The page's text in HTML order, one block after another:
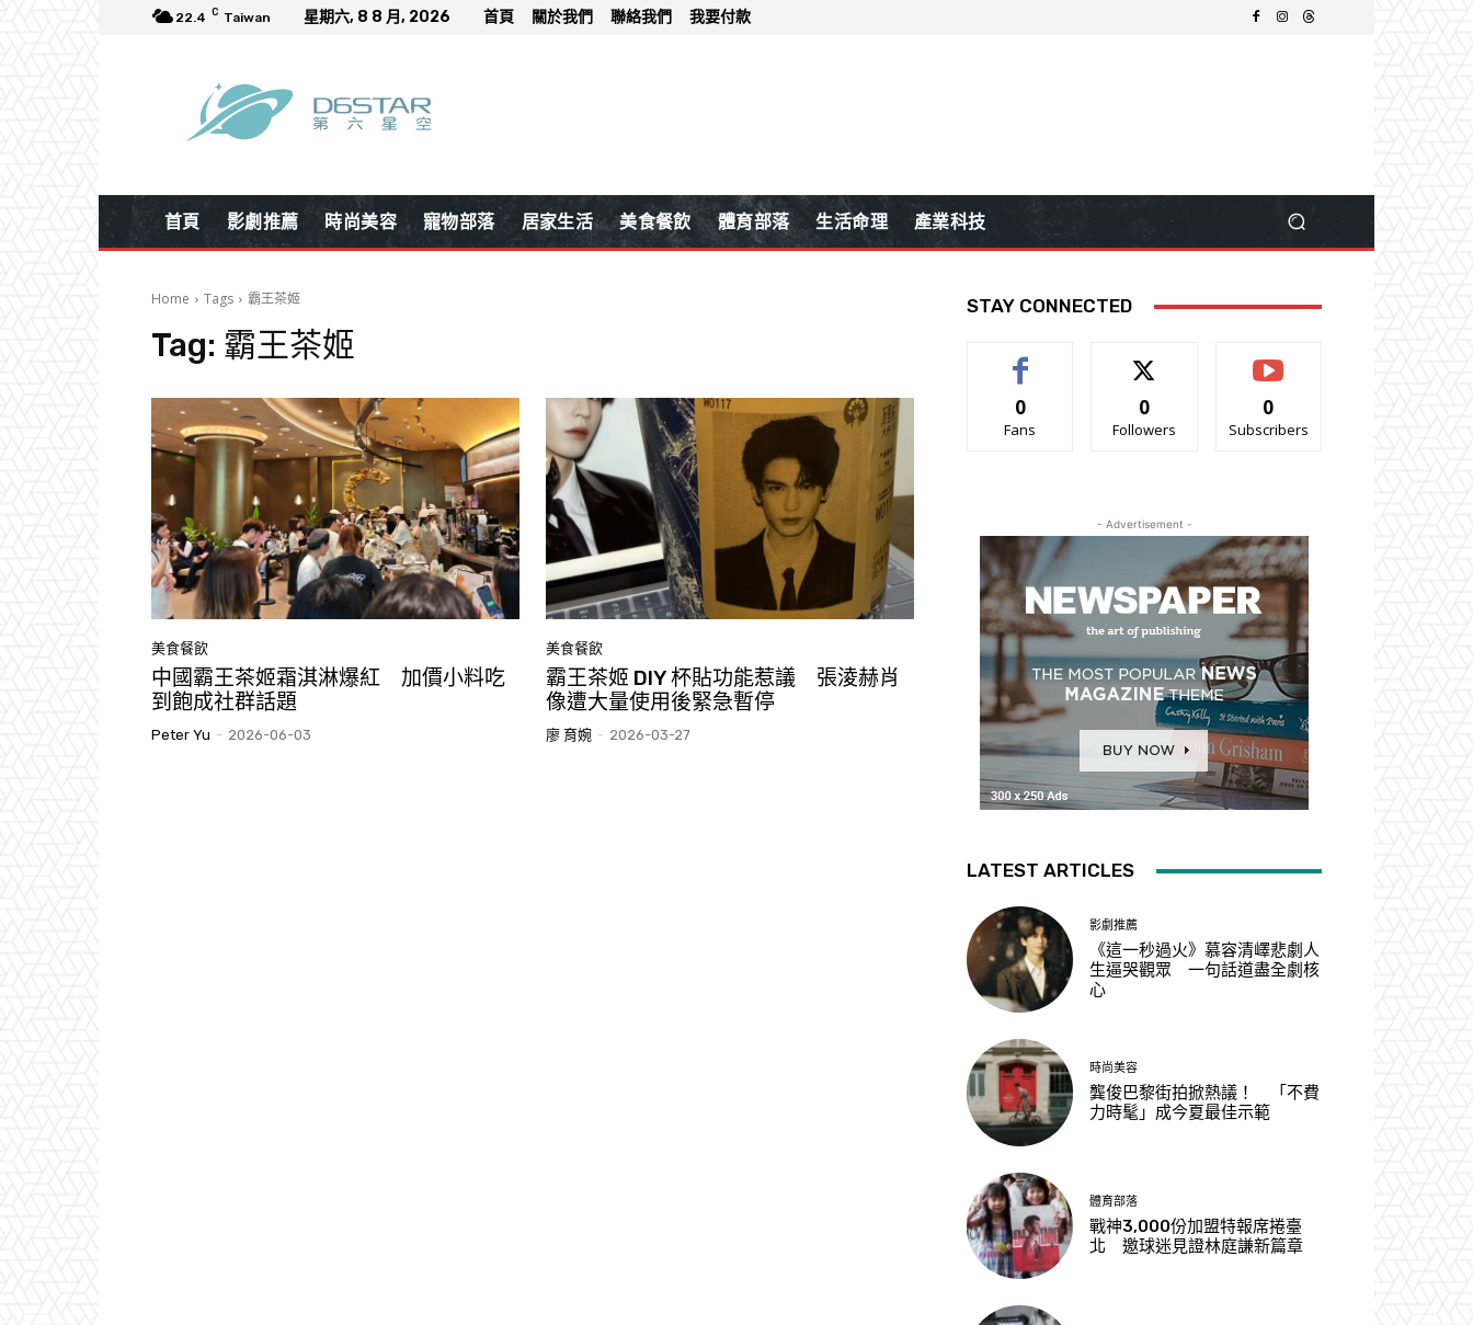
22.4 C Taiwan 星期六, 8 8 月, 2026 首頁 關於我們 聯絡我們 我要付款
首頁 影劇推薦 時尚美容 寵物部落 居家生活 美食餐飲 體育部落 生活命理 產業科技
Home Tags 霸王茶姬
Tag: 霸王茶姬
美食餐飲
中國霸王茶姬霜淇淋爆紅 加價小料吃
到飽成社群話題
Peter Yu - 2026-06-03
美食餐飲
霸王茶姬 DIY 杯貼功能惹議 張淩赫肖
像遭大量使用後緊急暫停
廖 育婉 - 2026-03-27
STAY CONNECTED
0
Fans
0
Followers
0
Subscribers
- Advertisement -
LATEST ARTICLES
影劇推薦
《這一秒過火》慕容清嶧悲劇人
生逼哭觀眾 一句話道盡全劇核
心
時尚美容
龔俊巴黎街拍掀熱議！ 「不費
力時髦」成今夏最佳示範
體育部落
戰神3,000份加盟特報席捲臺
北 邀球迷見證林庭謙新篇章